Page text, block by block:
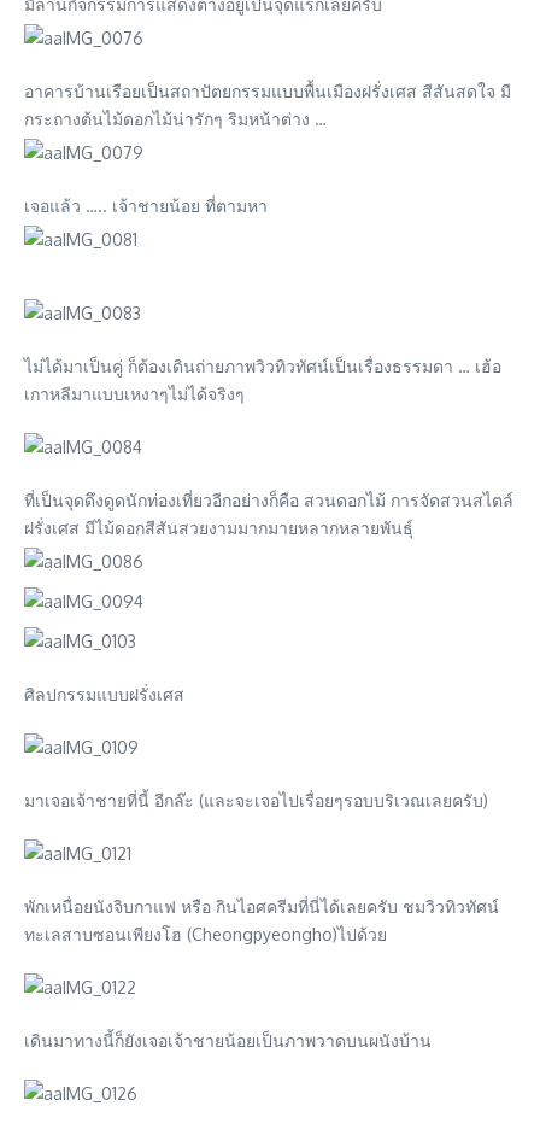
มีลานกิจกรรมการแสดงต่างอยู่เป็นจุดแรกเลยครับ
อาคารบ้านเรือยเป็นสถาปัตยกรรมแบบพื้นเมืองฝรั่งเศส สีสันสดใจ มี
กระถางต้นไม้ดอกไม้น่ารักๆ ริมหน้าต่าง …
เจอแล้ว ….. เจ้าชายน้อย ที่ตามหา
ไม่ได้มาเป็นคู่ ก็ต้องเดินถ่ายภาพวิวทิวทัศน์เป็นเรื่องธรรมดา … เฮ้อ
เกาหลีมาแบบเหงาๆไม่ได้จริงๆ
ที่เป็นจุดดึงดูดนักท่องเที่ยวอีกอย่างก็คือ สวนดอกไม้ การจัดสวนสไตล์
ฝรั่งเศส มีไม้ดอกสีสันสวยงามมากมายหลากหลายพันธุ์
ศิลปกรรมแบบฝรั่งเศส
มาเจอเจ้าชายที่นี้ อีกล๊ะ (และจะเจอไปเรื่อยๆรอบบริเวณเลยครับ)
พักเหนื่อยนังจิบกาแฟ หรือ กินไอศครีมที่นี่ได้เลยครับ ชมวิวทิวทัศน์
ทะเลสาบซอนเพียงโฮ (Cheongpyeongho)ไปด้วย
เดินมาทางนี้ก็ยังเจอเจ้าชายน้อยเป็นภาพวาดบนผนังบ้าน